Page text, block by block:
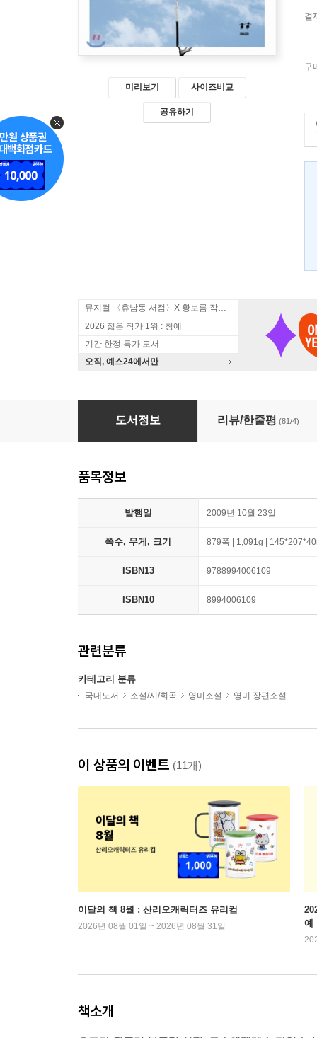
미리보기 사이즈비교
공유하기
결
구
뮤지컬 〈휴남동 서점〉X 황보름 작가 북토크
2026 젊은 작가 1위 : 청예
기간 한정 특가 도서
오직, 예스24에서만
적절한 균형
도서정보 리뷰/한줄평 (81/4)
품목정보
발행일 2009년 10월 23일
쪽수, 무게, 크기 879쪽 | 1,091g |
ISBN13 9788994006109
ISBN10 8994006109
관련분류
카테고리 분류
국내도서 소설/시/희곡 영미소설 영미 장편소설
이 상품의 이벤트 (11개)
이달의 책 8월 : 산리오캐릭터즈 유리컵
2026년 08월 01일 ~ 2026년 08월 31일
예
책소개